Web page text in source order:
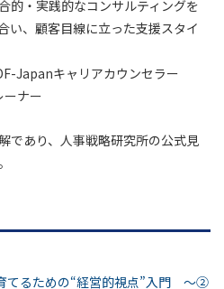
的・実践的なコンサルティングを
い、顧客目線に立った支援スタイ
Japanキャリアカウンセラー
ーナー
であり、人事戦略研究所の公式見
てるための“経営的視点”入門 ～②